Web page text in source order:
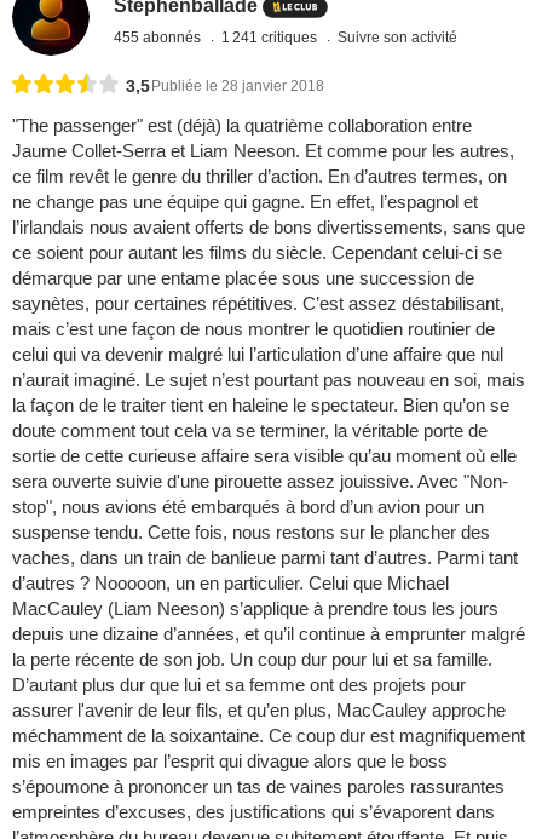
Stephenballade
455 abonnés 1 241 critiques Suivre son activité
3,5 Publiée le 28 janvier 2018
"The passenger" est (déjà) la quatrième collaboration entre
Jaume Collet-Serra et Liam Neeson. Et comme pour les autres,
ce film revêt le genre du thriller d’action. En d’autres termes, on
ne change pas une équipe qui gagne. En effet, l’espagnol et
l’irlandais nous avaient offerts de bons divertissements, sans que
ce soient pour autant les films du siècle. Cependant celui-ci se
démarque par une entame placée sous une succession de
saynètes, pour certaines répétitives. C’est assez déstabilisant,
mais c’est une façon de nous montrer le quotidien routinier de
celui qui va devenir malgré lui l’articulation d’une affaire que nul
n’aurait imaginé. Le sujet n’est pourtant pas nouveau en soi, mais
la façon de le traiter tient en haleine le spectateur. Bien qu’on se
doute comment tout cela va se terminer, la véritable porte de
sortie de cette curieuse affaire sera visible qu’au moment où elle
sera ouverte suivie d'une pirouette assez jouissive. Avec "Non-
stop", nous avions été embarqués à bord d’un avion pour un
suspense tendu. Cette fois, nous restons sur le plancher des
vaches, dans un train de banlieue parmi tant d’autres. Parmi tant
d’autres ? Nooooon, un en particulier. Celui que Michael
MacCauley (Liam Neeson) s’applique à prendre tous les jours
depuis une dizaine d’années, et qu’il continue à emprunter malgré
la perte récente de son job. Un coup dur pour lui et sa famille.
D’autant plus dur que lui et sa femme ont des projets pour
assurer l'avenir de leur fils, et qu’en plus, MacCauley approche
méchamment de la soixantaine. Ce coup dur est magnifiquement
mis en images par l’esprit qui divague alors que le boss
s’époumone à prononcer un tas de vaines paroles rassurantes
empreintes d’excuses, des justifications qui s’évaporent dans